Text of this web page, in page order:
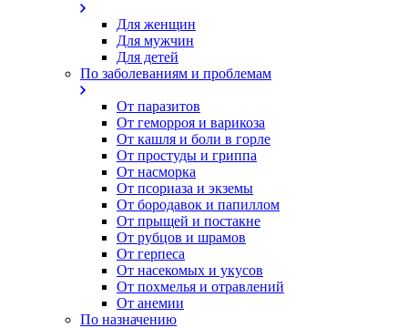
Для женщин
Для мужчин
Для детей
По заболеваниям и проблемам
От паразитов
Oт геморроя и варикоза
От кашля и боли в горле
От простуды и гриппа
От насморка
Oт псориаза и экземы
От бородавок и папиллом
От прыщей и постакне
От рубцов и шрамов
От герпеса
От насекомых и укусов
От похмелья и отравлений
От анемии
По назначению